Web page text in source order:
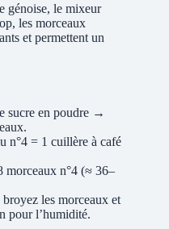
génoise, le mixeur
les morceaux
et permettent un
sucre en poudre →
n°4 = 1 cuillère à café
n°4 (≈ 36–
les morceaux et
pour l’humidité.